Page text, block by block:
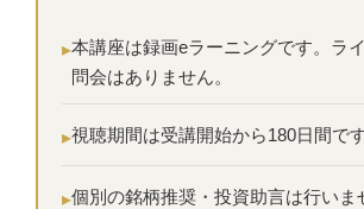
本講座は録画eラーニングです。ラ
問会はありません。
視聴期間は受講開始から180日間です
個別の銘柄推奨・投資助言は行いま